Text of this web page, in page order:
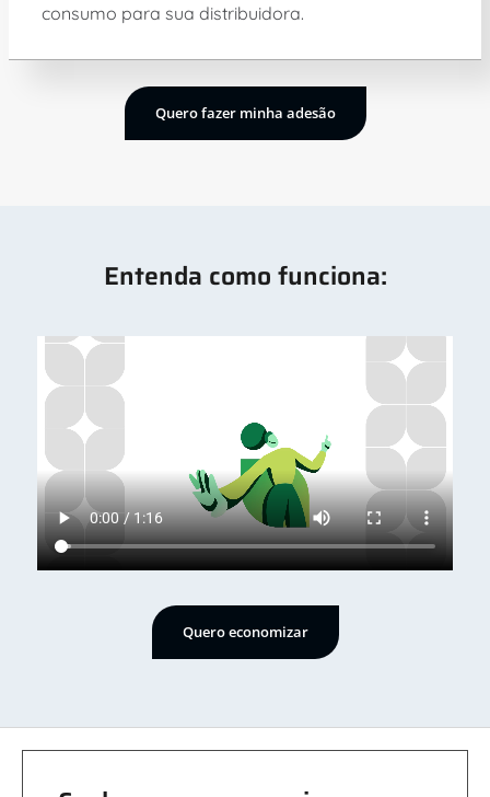
consumo para sua distribuidora.
Quero fazer minha adesão
Entenda como funciona:
Quero economizar